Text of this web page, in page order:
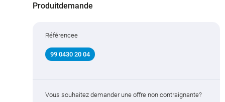
Produitdemande
Référencee
99 0430 20 04
Vous souhaitez demander une offre non contraignante?